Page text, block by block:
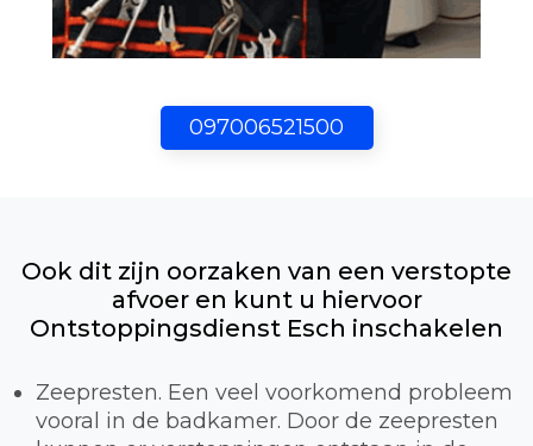
097006521500
Ook dit zijn oorzaken van een verstopte
afvoer en kunt u hiervoor
Ontstoppingsdienst Esch inschakelen
Zeepresten. Een veel voorkomend probleem
vooral in de badkamer. Door de zeepresten